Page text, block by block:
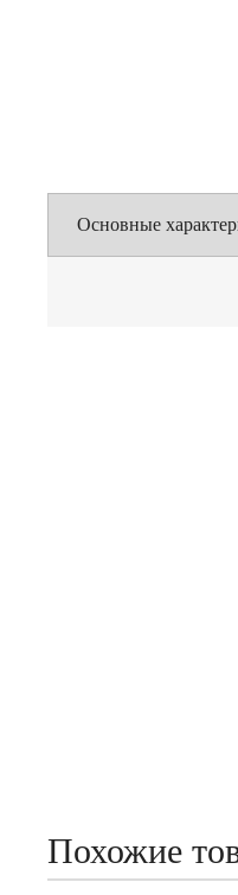
Основные
Похожие